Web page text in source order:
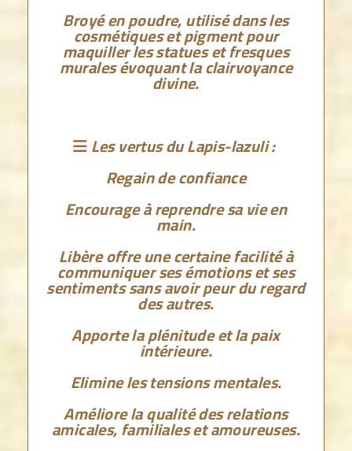
Broyé en poudre, utilisé dans les
cosmétiques et pigment pour
maquiller les statues et fresques
murales évoquant la clairvoyance
divine.
 Les vertus du Lapis-lazuli :
Regain de confiance
Encourage à reprendre sa vie en
main.
Libère offre une certaine facilité à
communiquer ses émotions et ses
sentiments sans avoir peur du regard
des autres.
Apporte la plénitude et la paix
intérieure.
Elimine les tensions mentales.
Améliore la qualité des relations
amicales, familiales et amoureuses.